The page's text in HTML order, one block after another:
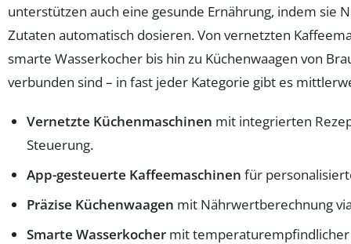
unterstützen auch eine gesunde Ernährung, indem sie
Zutaten automatisch dosieren. Von vernetzten
smarte Wasserkocher bis hin zu Küchenwaagen von
verbunden sind – in fast jeder Kategorie gibt es
Vernetzte Küchenmaschinen mit integrierten
Steuerung.
App-gesteuerte Kaffeemaschinen für
Präzise Küchenwaagen mit Nährwertberechnung
Smarte Wasserkocher mit temperaturempfindlicher